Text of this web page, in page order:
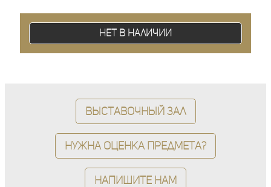
Нет в наличии
Выставочный зал
Нужна оценка предмета?
Напишите нам